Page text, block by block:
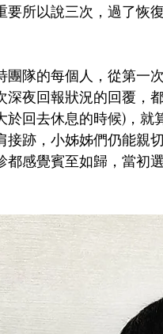
要所以說三次，過了恢
團隊的每個人，從第一
夜回報狀況的回覆，
於回去休息的時候)，
接跡，小姊姊們仍能親
感覺賓至如歸，當初